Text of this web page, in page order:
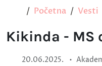
Početna Vesti
Kikinda - MS
20.06.2025. •